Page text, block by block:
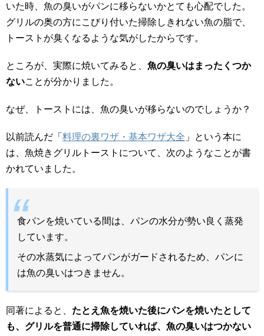
いた時、魚の臭いがパンに移らないかとても心配でした。
グリルの奥の方にこびり付いた掃除しきれない魚の脂で、
トーストが臭くなるような気がしたからです。
ところが、実際に焼いてみると、 魚の臭いはまったくつか
ないことが分かりました。
なぜ、トーストには、魚の臭いが移らないのでしょうか？
以前読んだ「 料理の裏ワザ・基本ワザ大全 」という本に
は、魚焼きグリルトーストについて、次のようなことが書
かれていました。
食パンを焼いている間は、パンの水分が勢い良く蒸発
しています。
その水蒸気によってパンがガードされるため、パンに
は魚の臭いはつきません。
同著によると、 たとえ魚を焼いた後にパンを焼いたとして
も、グリルを普通に掃除していれば、魚の臭いはつかない